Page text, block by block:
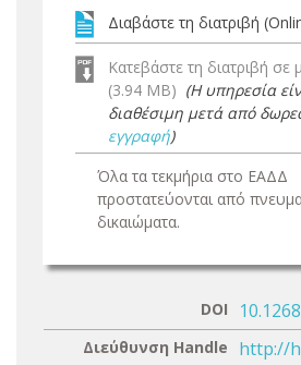
Διαβάστε τη διατριβή
Κατεβάστε τη διατριβή
(3.94 MB) (Η υπηρεσία
διαθέσιμη μετά από
εγγραφή)
Όλα τα τεκμήρια στο ΕΑΔΔ
προστατεύονται από
δικαιώματα.
DOI
Διεύθυνση Handle http://